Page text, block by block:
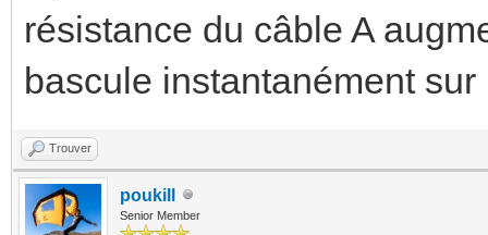
résistance du câble A
bascule instantanément
Trouver
poukill
Senior Member